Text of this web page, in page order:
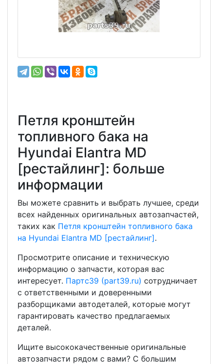
Петля кронштейн
топливного бака на
Hyundai Elantra MD
[рестайлинг]: больше
информации
Вы можете сравнить и выбрать лучшее, среди
всех найденных оригинальных автозапчастей,
таких как Петля кронштейн топливного бака
на Hyundai Elantra MD [рестайлинг].
Просмотрите описание и техническую
информацию о запчасти, которая вас
интересует. Партс39 (part39.ru) сотрудничает
с ответственными и доверенными
разборщиками автодеталей, которые могут
гарантировать качество предлагаемых
деталей.
Ищите высококачественные оригинальные
автозапчасти рядом с вами? С большим